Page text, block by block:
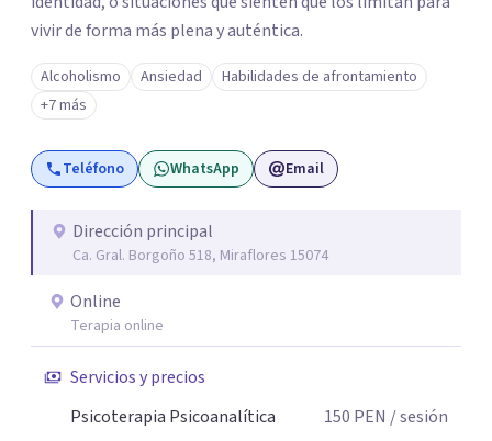
vivir de forma más plena y auténtica.
Alcoholismo Ansiedad
Habilidades de afrontamiento
+7 más
Teléfono WhatsApp Email
Dirección principal
Ca. Gral. Borgoño 518, Miraflores 15074
Online
Terapia online
Servicios y precios
Psicoterapia Psicoanalítica
150 PEN / sesión